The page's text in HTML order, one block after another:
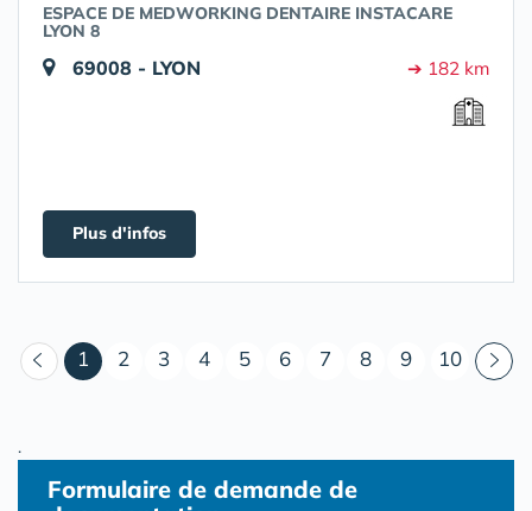
ESPACE DE MEDWORKING DENTAIRE INSTACARE
LYON 8
69008 - LYON ➔ 182 km
Plus d'infos
1 (courant)
2 3 4 5 6 7 8 9 10
.
Formulaire de demande de